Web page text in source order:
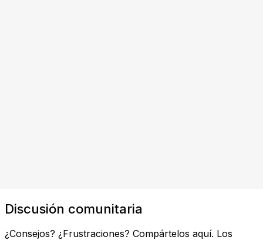
Discusión comunitaria
¿Consejos? ¿Frustraciones? Compártelos aquí. Los